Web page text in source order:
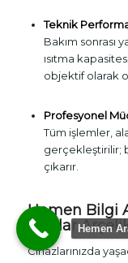
Teknik
Bakım sonrası
ısıtma
objektif olarak
Profesyonel
Tüm işlemler,
gerçekleştirilir;
çıkarır.
Hemen Bilgi
Avcılar
Cihazlarınızda
Hemen